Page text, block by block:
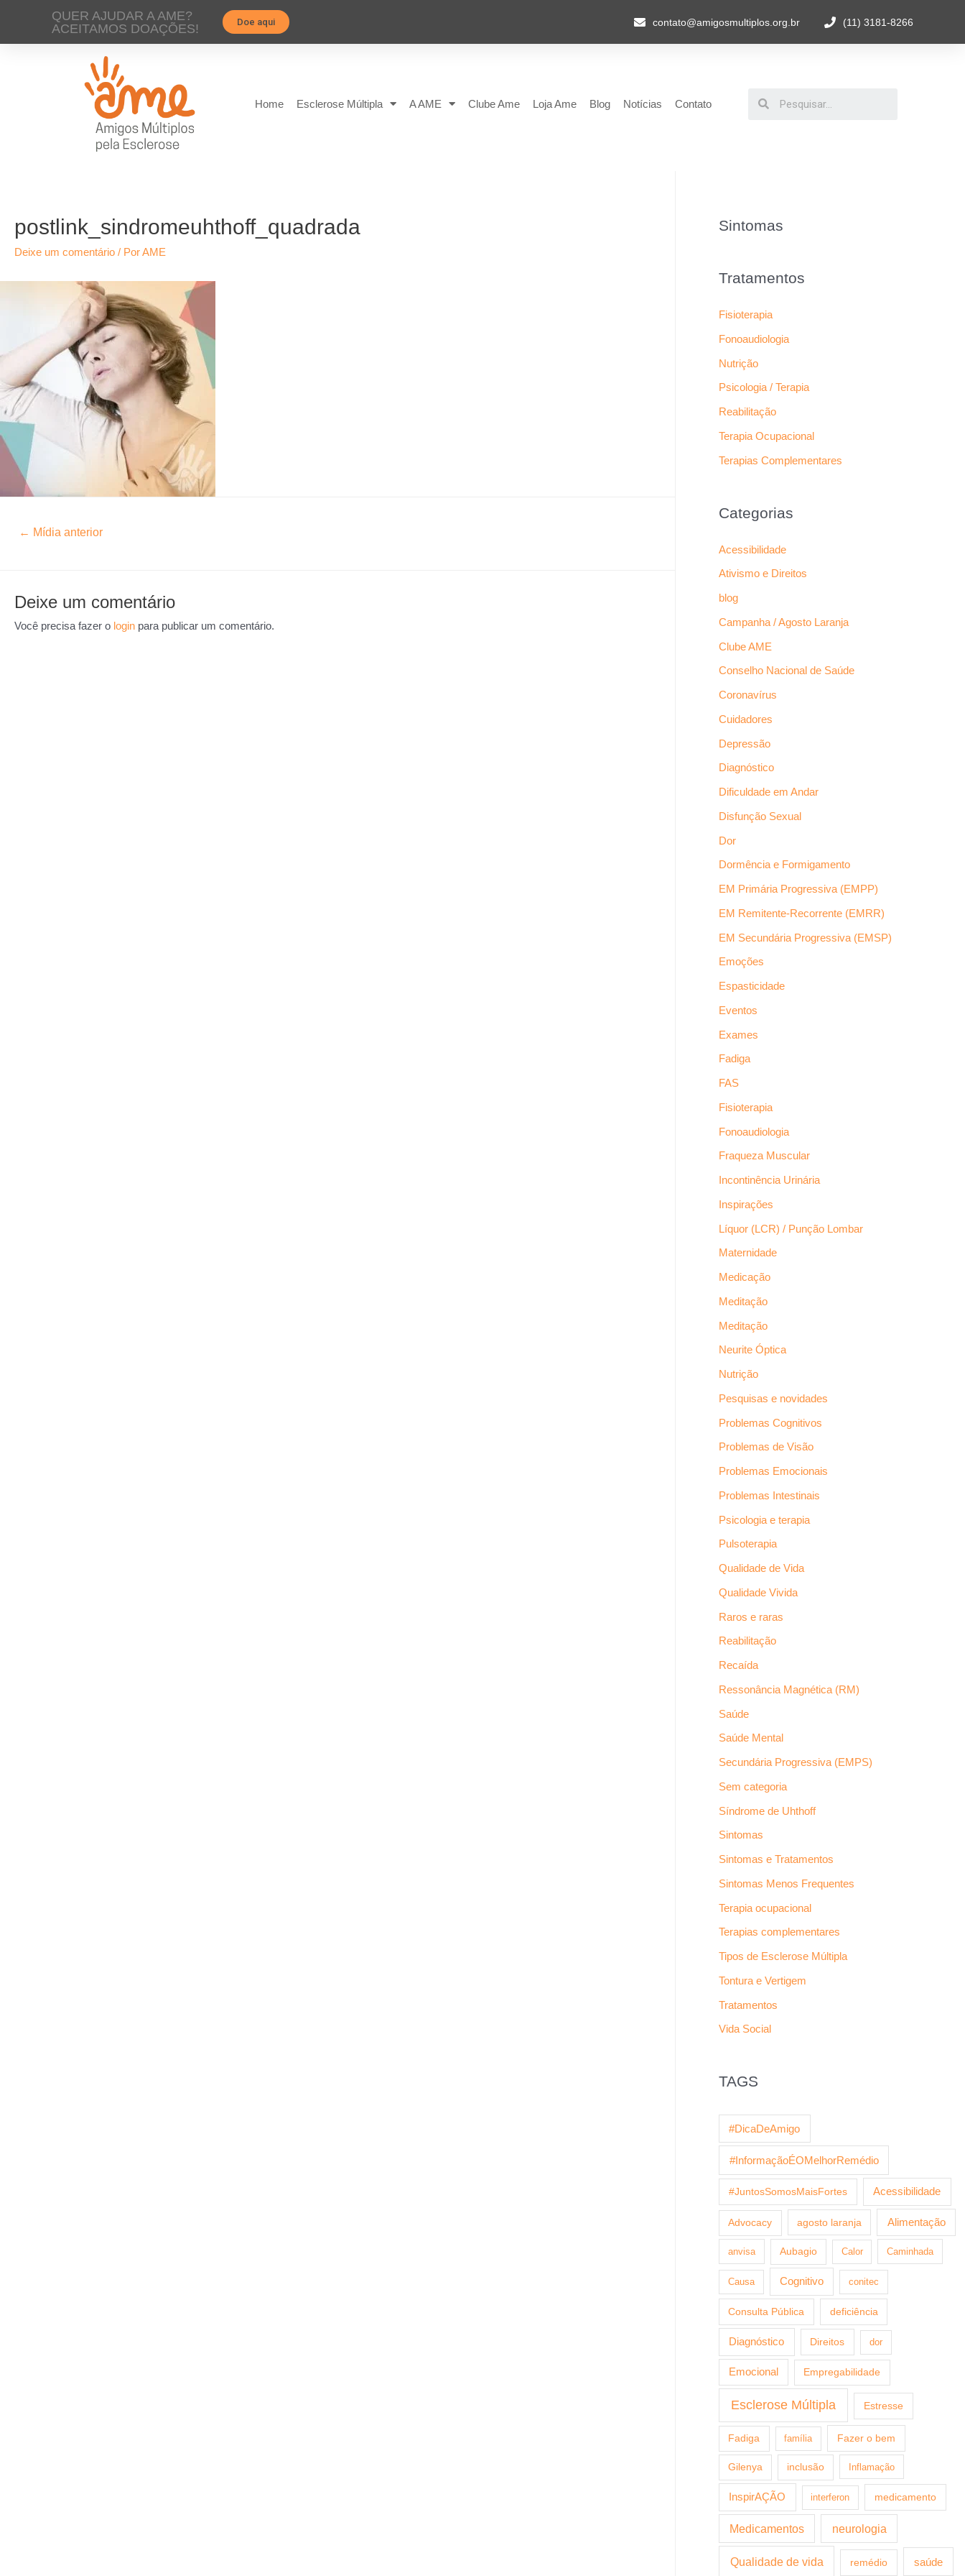
QUER AJUDAR A AME?
ACEITAMOS DOAÇÕES!
Doe aqui contato@amigosmultiplos.org.br (11) 3181-8266
Home Esclerose Múltipla A AME Clube Ame Loja Ame Blog Notícias Contato
postlink_sindromeuhthoff_quadrada
Deixe um comentário / PorAME
← Mídia anterior
Deixe um comentário
Você precisa fazer o login para publicar um comentário.
Sintomas
Tratamentos
Fisioterapia
Fonoaudiologia
Nutrição
Psicologia / Terapia
Reabilitação
Terapia Ocupacional
Terapias Complementares
Categorias
Acessibilidade
Ativismo e Direitos
blog
Campanha / Agosto Laranja
Clube AME
Conselho Nacional de Saúde
Coronavírus
Cuidadores
Depressão
Diagnóstico
Dificuldade em Andar
Disfunção Sexual
Dor
Dormência e Formigamento
EM Primária Progressiva (EMPP)
EM Remitente-Recorrente (EMRR)
EM Secundária Progressiva (EMSP)
Emoções
Espasticidade
Eventos
Exames
Fadiga
FAS
Fisioterapia
Fonoaudiologia
Fraqueza Muscular
Incontinência Urinária
Inspirações
Líquor (LCR) / Punção Lombar
Maternidade
Medicação
Meditação
Meditação
Neurite Óptica
Nutrição
Pesquisas e novidades
Problemas Cognitivos
Problemas de Visão
Problemas Emocionais
Problemas Intestinais
Psicologia e terapia
Pulsoterapia
Qualidade de Vida
Qualidade Vivida
Raros e raras
Reabilitação
Recaída
Ressonância Magnética (RM)
Saúde
Saúde Mental
Secundária Progressiva (EMPS)
Sem categoria
Síndrome de Uhthoff
Sintomas
Sintomas e Tratamentos
Sintomas Menos Frequentes
Terapia ocupacional
Terapias complementares
Tipos de Esclerose Múltipla
Tontura e Vertigem
Tratamentos
Vida Social
TAGS
#DicaDeAmigo
#InformaçãoÉOMelhorRemédio
#JuntosSomosMaisFortes Acessibilidade
Advocacy agosto laranja Alimentação
anvisa Aubagio Calor Caminhada
Causa Cognitivo conitec
Consulta Pública deficiência
Diagnóstico Direitos dor
Emocional Empregabilidade
Esclerose Múltipla Estresse
Fadiga família Fazer o bem
Gilenya inclusão Inflamação
InspirAÇÃO interferon medicamento
Medicamentos neurologia
Qualidade de vida remédio saúde